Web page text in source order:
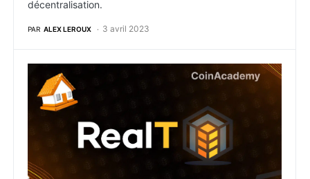
décentralisation.
PAR ALEX LEROUX 3 avril 2023
RealT s’associe à Roofstock pour un partenariat